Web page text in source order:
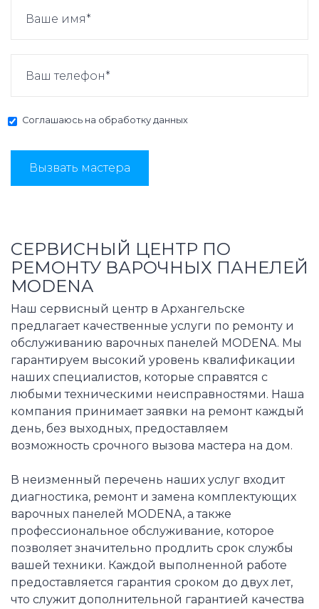
Соглашаюсь на обработку данных
Вызвать мастера
СЕРВИСНЫЙ ЦЕНТР ПО
РЕМОНТУ ВАРОЧНЫХ ПАНЕЛЕЙ
MODENA
Наш сервисный центр в Архангельске
предлагает качественные услуги по ремонту и
обслуживанию варочных панелей MODENA. Мы
гарантируем высокий уровень квалификации
наших специалистов, которые справятся с
любыми техническими неисправностями. Наша
компания принимает заявки на ремонт каждый
день, без выходных, предоставляем
возможность срочного вызова мастера на дом.
В неизменный перечень наших услуг входит
диагностика, ремонт и замена комплектующих
варочных панелей MODENA, а также
профессиональное обслуживание, которое
позволяет значительно продлить срок службы
вашей техники. Каждой выполненной работе
предоставляется гарантия сроком до двух лет,
что служит дополнительной гарантией качества